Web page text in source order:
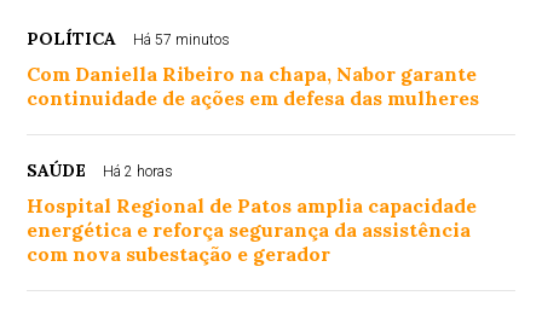
POLÍTICA Há 57 minutos
Com Daniella Ribeiro na chapa, Nabor garante
continuidade de ações em defesa das mulheres
SAÚDE Há 2 horas
Hospital Regional de Patos amplia capacidade
energética e reforça segurança da assistência
com nova subestação e gerador